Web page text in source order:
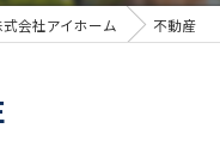
会社アイホーム 不動産